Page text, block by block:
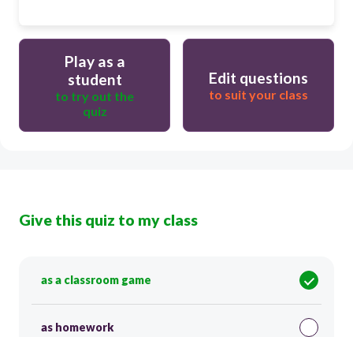
Play as a
student
to try out the
quiz
Edit questions
to suit your class
Give this quiz to my class
as a classroom game
as homework